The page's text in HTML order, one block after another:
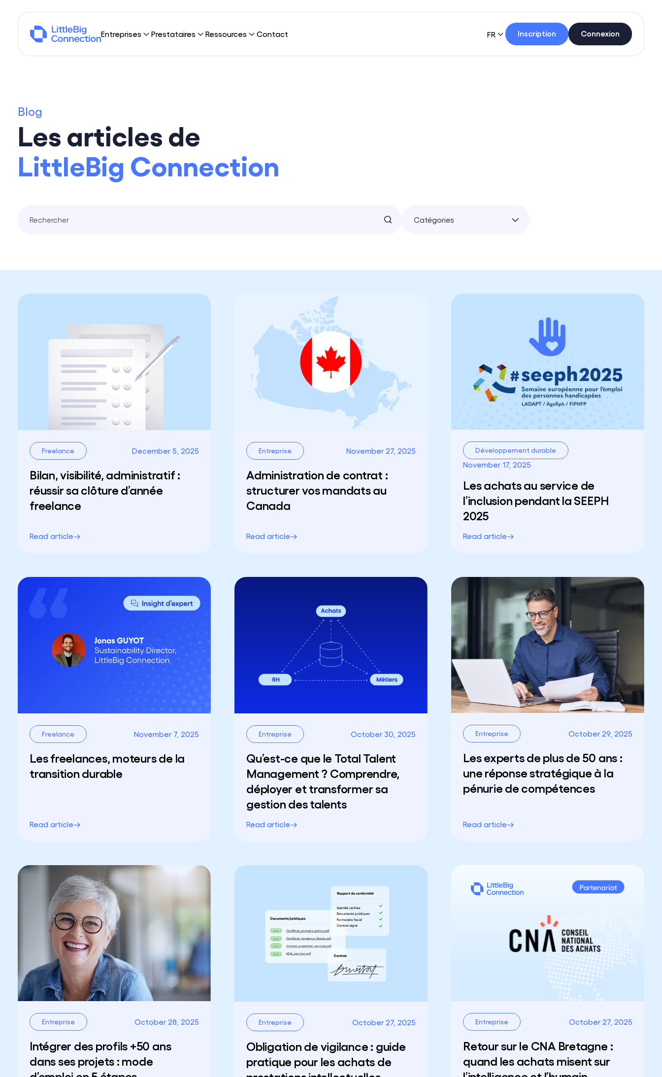
Entreprises Prestataires
Trouver des missions
Développement Durable & RSE
Ressources
Développement durable
Contact FR Inscription Connexion
Blog
Les articles de
LittleBig Connection
Catégories
Freelance December 5, 2025
Bilan, visibilité, administratif :
réussir sa clôture d’année
freelance
Read article
Entreprise November 27, 2025
Administration de contrat :
structurer vos mandats au
Canada
Read article
Développement durable
November 17, 2025
Les achats au service de
l’inclusion pendant la SEEPH
2025
Read article
Freelance November 7, 2025
Les freelances, moteurs de la
transition durable
Read article
Entreprise October 30, 2025
Qu’est-ce que le Total Talent
Management ? Comprendre,
déployer et transformer sa
gestion des talents
Read article
Entreprise October 29, 2025
Les experts de plus de 50 ans :
une réponse stratégique à la
pénurie de compétences
Read article
Entreprise October 28, 2025
Intégrer des profils +50 ans
dans ses projets : mode
Entreprise October 27, 2025
Obligation de vigilance : guide
pratique pour les achats de
Entreprise October 27, 2025
Retour sur le CNA Bretagne :
quand les achats misent sur